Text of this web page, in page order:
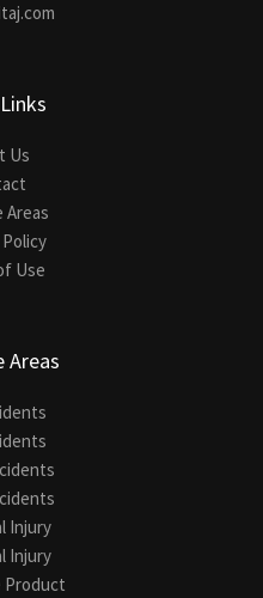
Us
Areas
Use
Areas
Injury
Injury